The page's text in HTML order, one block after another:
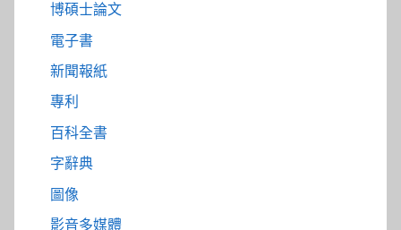
博碩士論文
電子書
新聞報紙
專利
百科全書
字辭典
圖像
影音多媒體